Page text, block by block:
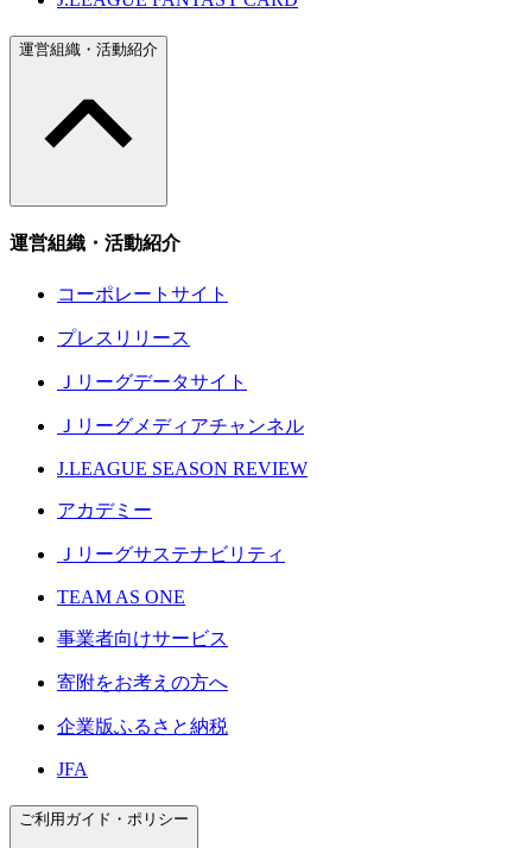
運営組織・活動紹介
運営組織・活動紹介
コーポレートサイト
プレスリリース
Ｊリーグデータサイト
Ｊリーグメディアチャンネル
J.LEAGUE SEASON REVIEW
アカデミー
Ｊリーグサステナビリティ
TEAM AS ONE
事業者向けサービス
寄附をお考えの方へ
企業版ふるさと納税
JFA
ご利用ガイド・ポリシー